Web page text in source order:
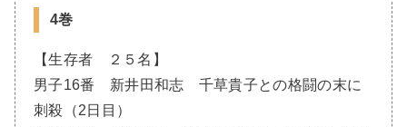
4巻
【生存者 ２５名】
男子16番 新井田和志 千草貴子との格闘の末に
刺殺（2日目）